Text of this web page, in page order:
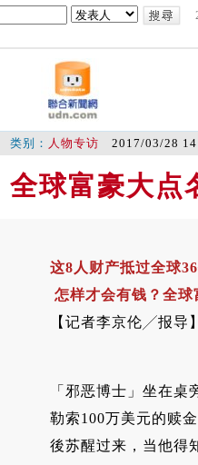
类别： 人物专访 2017/03/28
全球富豪大点
这8人财产抵过全球
怎样才会有钱？全
【记者李京伦╱报导
「邪恶博士」坐在
勒索100万美元的赎
後苏醒过来，当他得